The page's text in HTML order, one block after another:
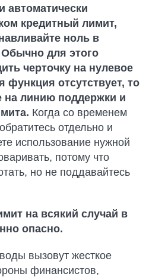
автоматически
кредитный лимит,
ноль в
для этого
черточку на нулевое
функция отсутствует, то
на линию поддержки и
Когда со временем
отдельно и
использование нужной
потому что
но не поддавайтесь
на всякий случай в
опасно.
вызовут жесткое
финансистов,